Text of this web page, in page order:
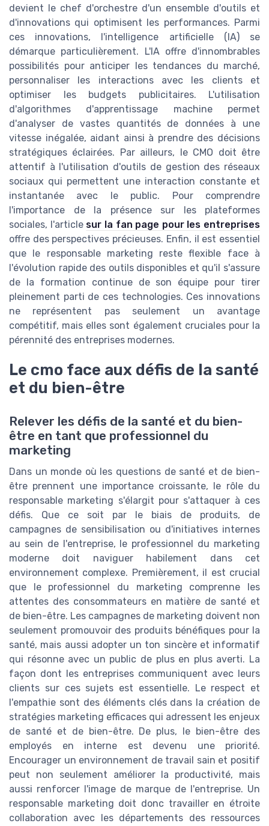
devient le chef d'orchestre d'un ensemble d'outils et
d'innovations qui optimisent les performances. Parmi
ces innovations, l'intelligence artificielle (IA) se
démarque particulièrement. L'IA offre d'innombrables
possibilités pour anticiper les tendances du marché,
personnaliser les interactions avec les clients et
optimiser les budgets publicitaires. L'utilisation
d'algorithmes d'apprentissage machine permet
d'analyser de vastes quantités de données à une
vitesse inégalée, aidant ainsi à prendre des décisions
stratégiques éclairées. Par ailleurs, le CMO doit être
attentif à l'utilisation d'outils de gestion des réseaux
sociaux qui permettent une interaction constante et
instantanée avec le public. Pour comprendre
l'importance de la présence sur les plateformes
sociales, l'article sur la fan page pour les entreprises
offre des perspectives précieuses. Enfin, il est essentiel
que le responsable marketing reste flexible face à
l'évolution rapide des outils disponibles et qu'il s'assure
de la formation continue de son équipe pour tirer
pleinement parti de ces technologies. Ces innovations
ne représentent pas seulement un avantage
compétitif, mais elles sont également cruciales pour la
pérennité des entreprises modernes.
Le cmo face aux défis de la santé
et du bien-être
Relever les défis de la santé et du bien-
être en tant que professionnel du
marketing
Dans un monde où les questions de santé et de bien-
être prennent une importance croissante, le rôle du
responsable marketing s'élargit pour s'attaquer à ces
défis. Que ce soit par le biais de produits, de
campagnes de sensibilisation ou d'initiatives internes
au sein de l'entreprise, le professionnel du marketing
moderne doit naviguer habilement dans cet
environnement complexe. Premièrement, il est crucial
que le professionnel du marketing comprenne les
attentes des consommateurs en matière de santé et
de bien-être. Les campagnes de marketing doivent non
seulement promouvoir des produits bénéfiques pour la
santé, mais aussi adopter un ton sincère et informatif
qui résonne avec un public de plus en plus averti. La
façon dont les entreprises communiquent avec leurs
clients sur ces sujets est essentielle. Le respect et
l'empathie sont des éléments clés dans la création de
stratégies marketing efficaces qui adressent les enjeux
de santé et de bien-être. De plus, le bien-être des
employés en interne est devenu une priorité.
Encourager un environnement de travail sain et positif
peut non seulement améliorer la productivité, mais
aussi renforcer l'image de marque de l'entreprise. Un
responsable marketing doit donc travailler en étroite
collaboration avec les départements des ressources